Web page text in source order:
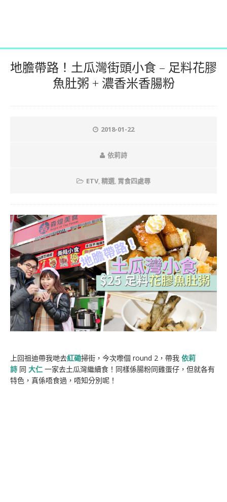
地膽帶路！土瓜灣街頭小食 – 足料花膠
魚肚粥 + 濃香米香腸粉
2018-01-22
依莉詩
ETV,精選, 胃食四處尋
上回祖迪帶我哋去紅磡掃街，今次嚟個 round 2，帶我 依莉
詩 同 大仁 一家去土瓜灣繼續食！同樣係腸粉同雞蛋仔，但就各有
特色，真係唔食過，唔知分別呢！